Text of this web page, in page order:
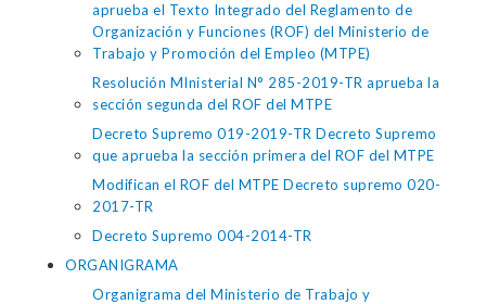
aprueba el Texto Integrado del Reglamento de
Organización y Funciones (ROF) del Ministerio de
Trabajo y Promoción del Empleo (MTPE)
Resolución MInisterial N° 285-2019-TR aprueba la
sección segunda del ROF del MTPE
Decreto Supremo 019-2019-TR Decreto Supremo
que aprueba la sección primera del ROF del MTPE
Modifican el ROF del MTPE Decreto supremo 020-
2017-TR
Decreto Supremo 004-2014-TR
ORGANIGRAMA
Organigrama del Ministerio de Trabajo y